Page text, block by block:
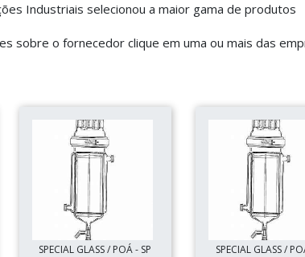
Industriais selecionou a maior gama de produtos
sobre o fornecedor clique em uma ou mais das
SPECIAL GLASS / POÁ - SP SPECIAL GLASS /